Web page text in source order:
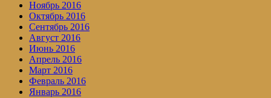
Ноябрь 2016
Октябрь 2016
Сентябрь 2016
Август 2016
Июнь 2016
Апрель 2016
Март 2016
Февраль 2016
Январь 2016